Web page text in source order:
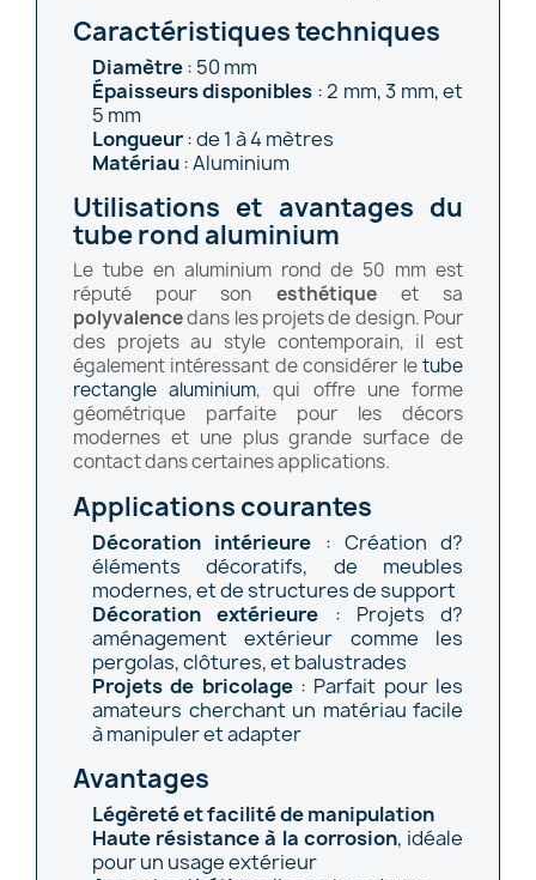
Caractéristiques techniques
Diamètre: 50 mm
Épaisseurs disponibles : 2 mm, 3 mm, et
5 mm
Longueur: de 1 à 4 mètres
Matériau: Aluminium
Utilisations et avantages du
tube rond aluminium
Le tube en aluminium rond de 50 mm est
réputé pour son esthétiqueet sa
polyvalencedans les projets de design. Pour
des projets au style contemporain, il est
également intéressant de considérer letube
rectangle aluminium, qui offre une forme
géométrique parfaite pour les décors
modernes et une plus grande surface de
contact dans certaines applications.
Applications courantes
Décoration intérieure : Création d?
éléments décoratifs, de meubles
modernes, et de structures de support
Décoration extérieure : Projets d?
aménagement extérieur comme les
pergolas, clôtures, et balustrades
Projets de bricolage: Parfait pour les
amateurs cherchant un matériau facile
à manipuler et adapter
Avantages
Légèreté et facilité de manipulation
Haute résistance à la corrosion, idéale
pour un usage extérieur